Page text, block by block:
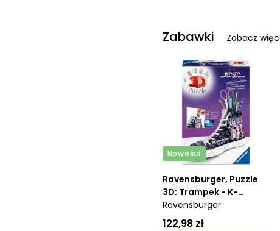
Zabawki Zobacz
Nowości
Ravensburger, Puzzle
3D: Trampek - K-
popowe łowczynie
demonów (12002615) -
Ravensburger
122,98 zł